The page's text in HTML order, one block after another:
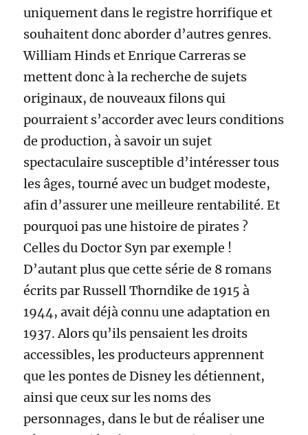
uniquement dans le registre horrifique et
souhaitent donc aborder d’autres genres.
William Hinds et Enrique Carreras se
mettent donc à la recherche de sujets
originaux, de nouveaux filons qui
pourraient s’accorder avec leurs conditions
de production, à savoir un sujet
spectaculaire susceptible d’intéresser tous
les âges, tourné avec un budget modeste,
afin d’assurer une meilleure rentabilité. Et
pourquoi pas une histoire de pirates ?
Celles du Doctor Syn par exemple !
D’autant plus que cette série de 8 romans
écrits par Russell Thorndike de 1915 à
1944, avait déjà connu une adaptation en
1937. Alors qu’ils pensaient les droits
accessibles, les producteurs apprennent
que les pontes de Disney les détiennent,
ainsi que ceux sur les noms des
personnages, dans le but de réaliser une